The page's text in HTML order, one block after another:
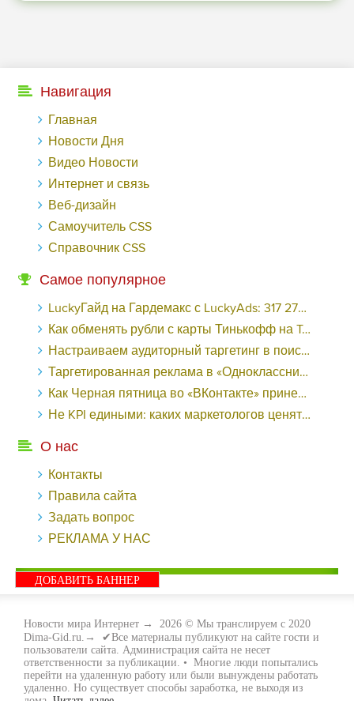
Навигация
Главная
Новости Дня
Видео Новости
Интернет и связь
Веб-дизайн
Самоучитель CSS
Справочник CSS
Самое популярное
LuckyГайд на Гардемакс с LuckyAds: 317 279 рублей за 10 дней - «Надо знать»
Как обменять рубли с карты Тинькофф на Tether ERC20 (USDT)?
Настраиваем аудиторный таргетинг в поисковой кампании Google Ads - «Заработок»
Таргетированная реклама в «Одноклассниках»: как ее настроить и нужно ли - «Заработок»
Как Черная пятница во «ВКонтакте» принесла магазину подарков 221 продажу по цене 38 рублей - «Заработок»
Не KPI едиными: каких маркетологов ценят - «Заработок»
О нас
Контакты
Правила сайта
Задать вопрос
РЕКЛАМА У НАС
ДОБАВИТЬ БАННЕР
Новости мира Интернет → 2026 © Мы транслируем с 2020
Dima-Gid.ru.→ ✔Все материалы публикуют на сайте гости и
пользователи сайта. Администрация сайта не несет
ответственности за публикации. • Многие люди попытались
перейти на удаленную работу или были вынуждены работать
удаленно. Но существует способы заработка, не выходя из
дома. Читать далее...